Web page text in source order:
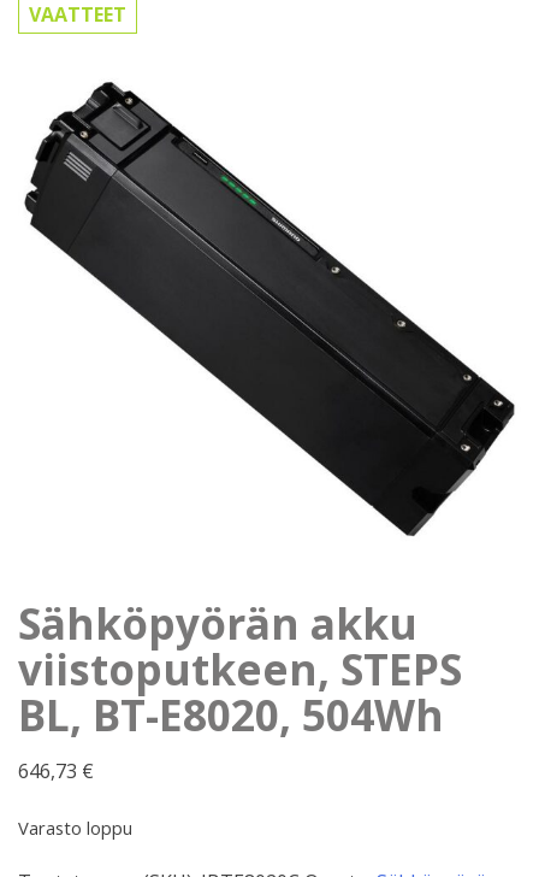
VAATTEET
Sähköpyörän akku
viistoputkeen, STEPS
BL, BT-E8020, 504Wh
646,73 €
Varasto loppu